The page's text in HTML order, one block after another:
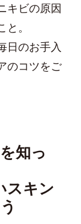
キビの原因
。
日のお手入
のコツをご
知っ
スキン